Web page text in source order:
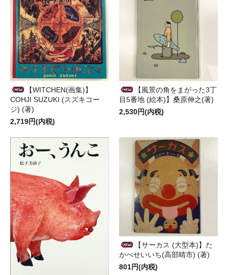
【WITCHEN(画集)】
COHJI SUZUKI (スズキコー
ジ) (著)
2,719円(内税)
【風景の角をまがった3丁
目5番地 (絵本)】桑原伸之(著)
2,530円(内税)
【サーカス (大型本)】た
かべせいいち(高部晴市) (著)
801円(内税)